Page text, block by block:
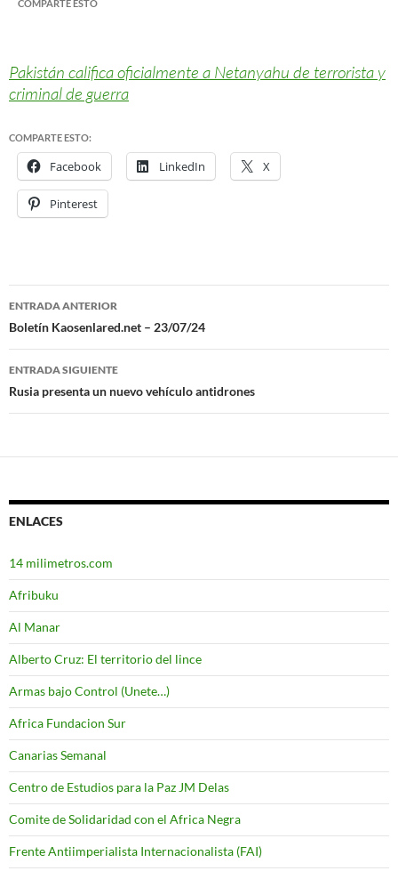
COMPARTE ESTO
Pakistán califica oficialmente a Netanyahu de terrorista y
criminal de guerra
COMPARTE ESTO:
Facebook LinkedIn X
Pinterest
Navegación
de
entradas
ENTRADA ANTERIOR
Boletín Kaosenlared.net – 23/07/24
ENTRADA SIGUIENTE
Rusia presenta un nuevo vehículo antidrones
ENLACES
14 milimetros.com
Afribuku
Al Manar
Alberto Cruz: El territorio del lince
Armas bajo Control (Unete…)
Africa Fundacion Sur
Canarias Semanal
Centro de Estudios para la Paz JM Delas
Comite de Solidaridad con el Africa Negra
Frente Antiimperialista Internacionalista (FAI)